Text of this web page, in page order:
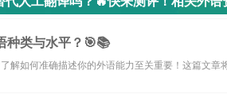
种类与水平？🎯📚
解如何准确描述你的外语能力至关重要！这篇文章